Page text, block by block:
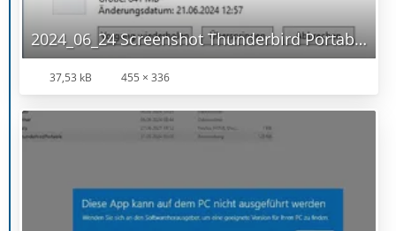
2024_06_24 Screenshot Thunderbird Portable Kopieren nicht möglich.jpg
37,53 kB 455 × 336